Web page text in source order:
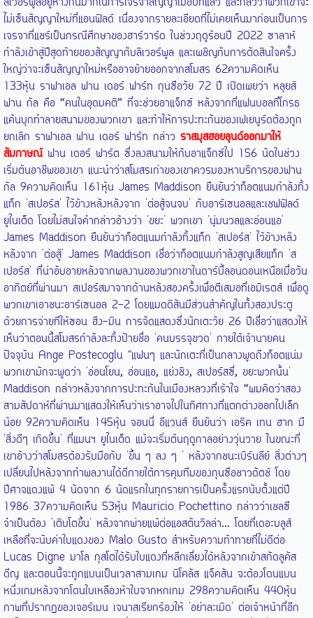
ไม่เซ็นสัญญาใหม่ที่แอนฟิลด์ เนื่องจากรายละเอียดที่ไม่เคยเห็นมาก่อนเป็นการ
เจรจาที่แชร์เป็นกรณีศึกษาของฮาร์วาร์ด ในช่วงฤดูร้อนปี 2022 ซาลาห์
กำลังเข้าสู่ปีสุดท้ายของสัญญากับลิเวอร์พูล และเผชิญกับการตัดสินใจครั้ง
ใหญ่ว่าจะเซ็นสัญญาใหม่หรืออาจย้ายออกจากสโมสร 62ความคิดเห็น
133หุ้น ราฟาเอล ฟาน เดอร์ ฟาร์ท กุนซือวัย 72 ปี เปิดเผยว่า หลุยส์
ฟาน กัล คือ “คนในอุดมคติ” ที่จะช่วยอาแจ็กซ์ หลังจากที่แฟนบอลที่โกรธ
แค้นบุกทำลายสนามของพวกเขา และทำให้การปะทะกันของเฟเยนูร์ดต้องถูก
ยกเลิก ราฟาเอล ฟาน เดอร์ ฟาร์ท กล่าว ราสมุสฮอยลุนด์ออกมาให้
สัมภาษณ์ฟาน เดอร์ ฟาร์ต ซึ่งลงสนามให้กับอาแจ็กซ์ไป 156 นัดในช่วง
เริ่มต้นอาชีพของเขา แนะนำว่าสโมสรเก่าของเขาควรมองหาบริการของฟาน
กัล 9ความคิดเห็น 161หุ้น James Maddison ยืนยันว่าท็อตแนมกำลังทิ้ง
แท็ก 'สเปอร์ส' ไว้ข้างหลังหลังจาก 'ต่อสู้จนจบ' กับอาร์เซนอลและเชฟฟิลด์
ยูไนเต็ด โดยไม่สนใจคำกล่าวอ้างว่า 'ขยะ' พวกเขา 'นุ่มนวลและอ่อนแอ'
James Maddison ยืนยันว่าท็อตแนมกำลังทิ้งแท็ก 'สเปอร์ส' ไว้ข้างหลัง
หลังจาก 'ต่อสู้' James Maddison เชื่อว่าท็อตแนมกำลังสูญเสียแท็ก 'ส
เปอร์ส' ที่น่าอับอายหลังจากผลงานของพวกเขาในดาร์บี้ลอนดอนเหนือเมื่อวัน
อาทิตย์ที่ผ่านมา สเปอร์สมาจากด้านหลังสองครั้งเพื่อตีเสมอที่เอมิเรตส์ เพื่อดู
พวกเขาเอาชนะอาร์เซนอล 2-2 โดยแมดดิสันมีส่วนสำคัญในทั้งสองประตู
ด้วยการจ่ายทีให้ซอน ฮึง-มิน การจัดแสดงซึ่งนักเตะวัย 26 ปีเชื่อว่าแสดงให้
เห็นว่าตอนนี้สโมสรกำลังละทิ้งป้ายชื่อ 'คนบรรจุขวด' ภายใต้เจ้านายคน
ปัจจุบัน Ange Postecoglu "แฟนๆ และนักเตะที่เป็นกลางพูดถึงท็อตแน่ม
พวกเขามักจะพูดว่า 'อ่อนโยน, อ่อนแอ, แย่งชิง, สเปอร์สซี่, ขยะพวกนั้น'
Maddison กล่าวหลังจากการปะทะกันในเมืองหลวงที่เร้าใจ “ผมคิดว่าสอง
สามสัปดาห์ที่ผ่านมาแสดงให้เห็นว่าเราอาจไปในทิศทางที่แตกต่างออกไปเล็ก
น้อย 92ความคิดเห็น 145หุ้น จอนนี่ อีแวนส์ ยืนยันว่า เอริค เทน ฮาก มี
'สิ่งดีๆ เกิดขึ้น' ที่แมนฯ ยูไนเต็ด แม้จะเริ่มต้นฤดูกาลอย่างวุ่นวาย ในขณะที่
เขาอ้างว่าสโมสรต้องรับมือกับ 'ขึ้น ๆ ลง ๆ ' หลังจากชนะเบิร์นลีย์ สิ่งต่างๆ
เปลี่ยนไปหลังจากทำผลงานได้ดีภายใต้การคุมทีมของกุนซือชาวดัตช์ โดย
ปีศาจแดงแพ้ 4 นัดจาก 6 นัดแรกในทุกรายการเป็นครั้งแรกนับตั้งแต่ปี
1986 37ความคิดเห็น 53หุ้น Mauricio Pochettino กล่าวว่าเชลซี
จำเป็นต้อง 'เติบโตขึ้น' หลังจากพ่ายแพ้ต่อแอสตันวิลล่า... โดยที่เดอะบลูส์
เหลือที่จะนับค่าใบแดงของ Malo Gusto สำหรับความท้าทายที่ไม่ดีต่อ
Lucas Digne มาโล กุสโตได้รับใบแดงที่หลีกเลี่ยงได้หลังจากเข้าสกัดลูคัส
ดีญ และตอนนี้จะถูกแบนเป็นเวลาสามเกม นิโคลัส แจ็คสัน จะต้องโดนแบน
หนึ่งเกมหลังจากโดนใบเหลืองห้าใบจากหกเกม 298ความคิดเห็น 440หุ้น
ภาพที่ปรากฏของเจอร์เมน เจนาสเรียกร้องให้ 'อย่าละเมิด' ต่อเจ้าหน้าที่อีก